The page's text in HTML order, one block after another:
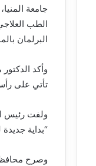
جامعة
الطب
البرلمان
وأكد
تأتي على
ولفت رئيس
“بداية جديدة
وصرح محافظ